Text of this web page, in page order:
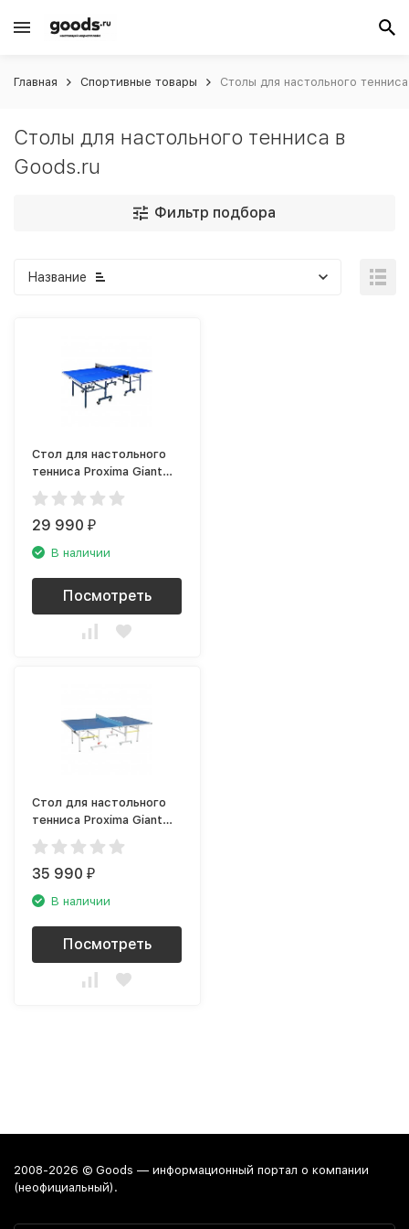
Главная Спортивные товары Столы для настольного
Столы для настольного тенниса в
Goods.ru
Фильтр подбора
Название
Стол для настольного
тенниса Proxima Giant
Dragon 2002B
29 990₽
В наличии
Посмотреть
Стол для настольного
тенниса Proxima Giant
Dragon S6202
35 990₽
В наличии
Посмотреть
2008-2026 © Goods — информационный портал о компании
(неофициальный).